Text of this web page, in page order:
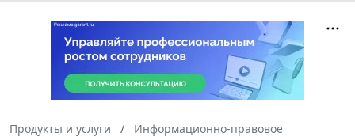
Продукты и услуги
Информационно-правовое